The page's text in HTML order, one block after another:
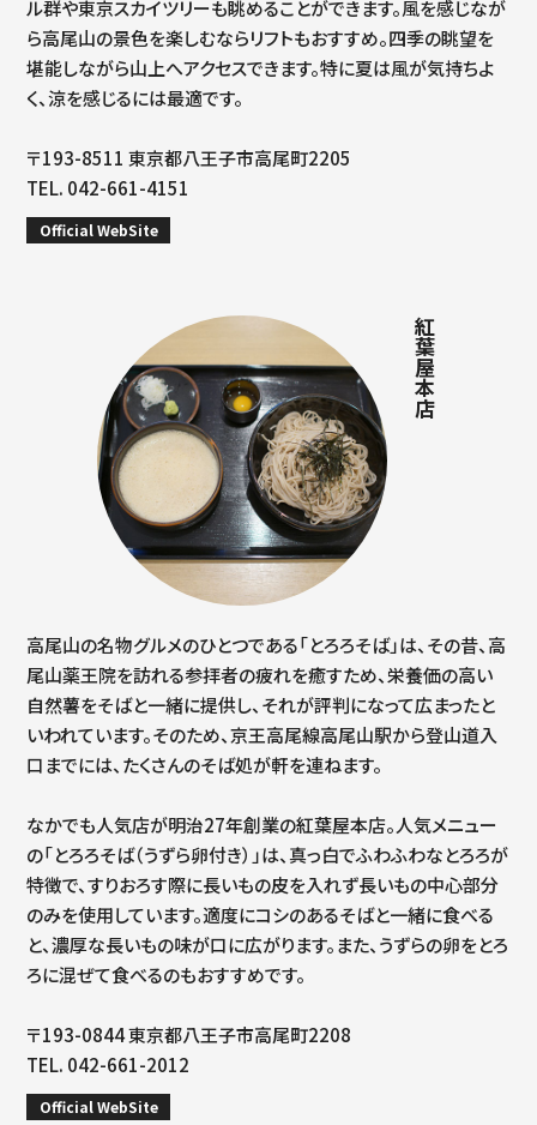
ル群や東京スカイツリーも眺めることができます。風を感じなが
ら高尾山の景色を楽しむならリフトもおすすめ。四季の眺望を
堪能しながら山上へアクセスできます。特に夏は風が気持ちよ
く、涼を感じるには最適です。
〒193-8511 東京都八王子市高尾町2205
TEL. 042-661-4151
Official WebSite
紅葉屋本店
高尾山の名物グルメのひとつである「とろろそば」は、その昔、高
尾山薬王院を訪れる参拝者の疲れを癒すため、栄養価の高い
自然薯をそばと一緒に提供し、それが評判になって広まったと
いわれています。そのため、京王高尾線高尾山駅から登山道入
口までには、たくさんのそば処が軒を連ねます。
なかでも人気店が明治27年創業の紅葉屋本店。人気メニュー
の「とろろそば（うずら卵付き）」は、真っ白でふわふわなとろろが
特徴で、すりおろす際に長いもの皮を入れず長いもの中心部分
のみを使用しています。適度にコシのあるそばと一緒に食べる
と、濃厚な長いもの味が口に広がります。また、うずらの卵をとろ
ろに混ぜて食べるのもおすすめです。
〒193-0844 東京都八王子市高尾町2208
TEL. 042-661-2012
Official WebSite